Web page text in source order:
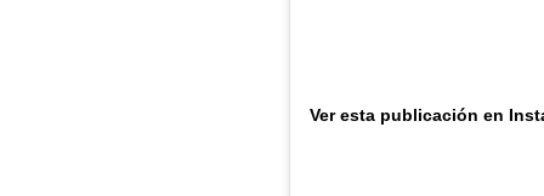
Ver esta publicación en